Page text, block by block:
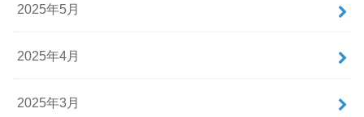
2025年5月
2025年4月
2025年3月